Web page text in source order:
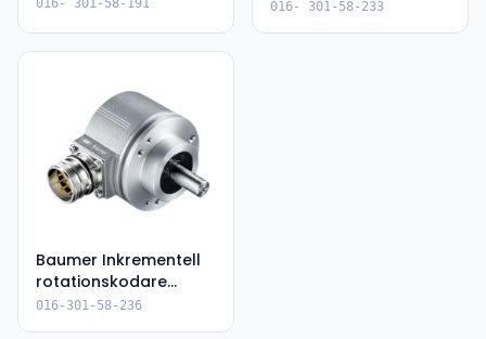
016- 301-58-191 016- 301-58-233
Baumer Inkrementell
rotationskodare
65536 PPR 30V
016-301-58-236